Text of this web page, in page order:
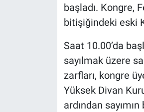
başladı. Kongre,
bitişiğindeki eski
Saat 10.00’da
sayılmak üzere
zarfları, kongre
Yüksek Divan
ardından sayımın